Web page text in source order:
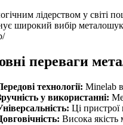
лідерством у світі
широкий вибір
переваги
технології: Minelab
у використанні:
Ці пристрої
Висока якість